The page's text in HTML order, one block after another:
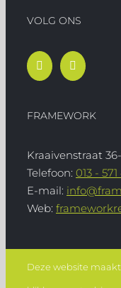
VOLG ONS
FRAMEWORK
Kraaivenstraat
Telefoon: 013 -
E-mail:
Web:
Deze website